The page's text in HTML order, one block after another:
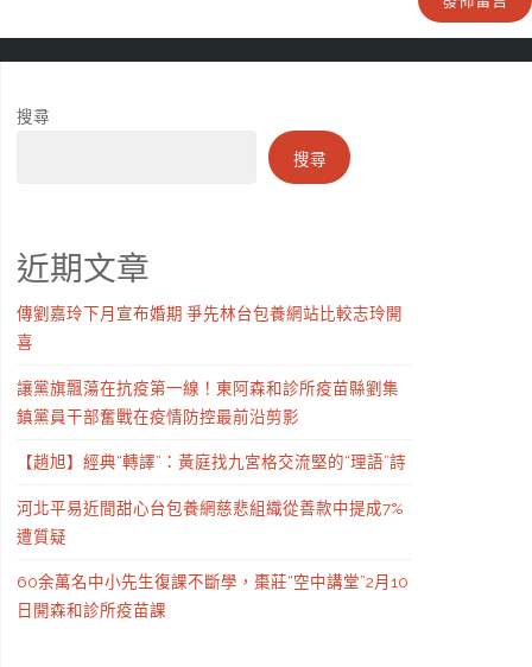
搜尋
搜尋
近期文章
傳劉嘉玲下月宣布婚期 爭先林台包養網站比較志玲開
喜
讓黨旗飄蕩在抗疫第一線！東阿森和診所疫苗縣劉集
鎮黨員干部奮戰在疫情防控最前沿剪影
【趙旭】經典“轉譯”：黃庭找九宮格交流堅的“理語”詩
河北平易近間甜心台包養網慈悲組織從善款中提成7%
遭質疑
60余萬名中小先生復課不斷學，棗莊“空中講堂”2月10
日開森和診所疫苗課